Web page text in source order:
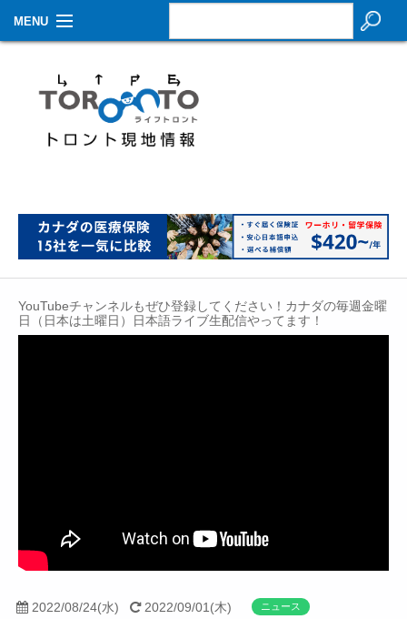
MENU
生活情報
その他
イベントカレンダー
Contact
YouTubeチャンネルもぜひ登録してください！カナダの毎週金曜
日（日本は土曜日）日本語ライブ生配信やってます！
2022/08/24(水) 2022/09/01(木) ニュース